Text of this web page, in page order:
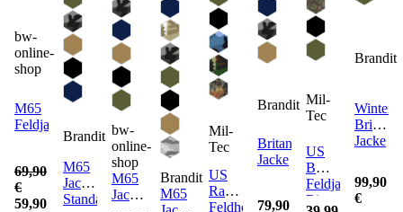
bw-
online-
shop
M65
Feldjacke
69,90
€
59,90
Brandit
M65
Jacke
Standard
bw-
online-
shop
M65
Jacke
Brandit
M65
Mil-
Tec
US
Ranger
Feldhose
Brandit
Britannia
Jacke
79,90
Mil-
Tec
US
BDU
Feldjacke
Ripstop
Brandit
Winter
Jacke
99,90
€